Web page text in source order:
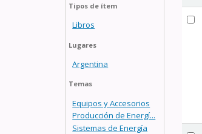
Tipos de ítem
Libros
Lugares
Argentina
Temas
Equipos y Accesorios
Producción de Energí...
Sistemas de Energía